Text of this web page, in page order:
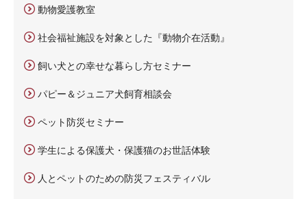
動物愛護教室
社会福祉施設を対象とした『動物介在活動』
飼い犬との幸せな暮らし方セミナー
パピー＆ジュニア犬飼育相談会
ペット防災セミナー
学生による保護犬・保護猫のお世話体験
人とペットのための防災フェスティバル